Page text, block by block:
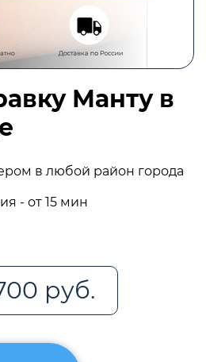
Манту в
в любой район города
- от 15 мин
руб.